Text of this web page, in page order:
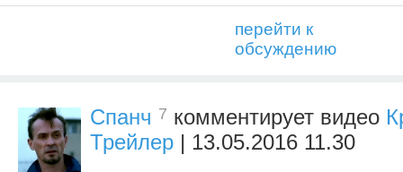
перейти к
обсуждению
Спанч 7 комментирует видео
Трейлер | 13.05.2016 11.30